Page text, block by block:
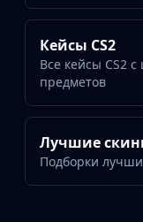
All cases
Collections
All collections
Markets
All markets
CS.Money
CSFloat
Skinport
DMarket
Кейсы CS2
Все кейсы CS2
предметов
Лучшие
Подборки